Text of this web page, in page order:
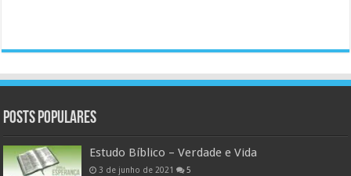
Posts populares
Estudo Bíblico – Verdade e Vida
3 de junho de 2021 5